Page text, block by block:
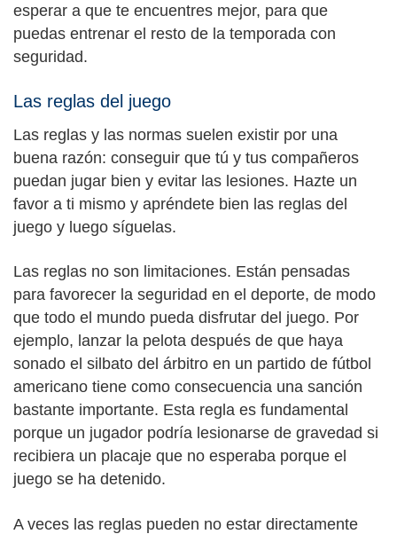
esperar a que te encuentres mejor, para que
puedas entrenar el resto de la temporada con
seguridad.
Las reglas del juego
Las reglas y las normas suelen existir por una
buena razón: conseguir que tú y tus compañeros
puedan jugar bien y evitar las lesiones. Hazte un
favor a ti mismo y apréndete bien las reglas del
juego y luego síguelas.
Las reglas no son limitaciones. Están pensadas
para favorecer la seguridad en el deporte, de modo
que todo el mundo pueda disfrutar del juego. Por
ejemplo, lanzar la pelota después de que haya
sonado el silbato del árbitro en un partido de fútbol
americano tiene como consecuencia una sanción
bastante importante. Esta regla es fundamental
porque un jugador podría lesionarse de gravedad si
recibiera un placaje que no esperaba porque el
juego se ha detenido.
A veces las reglas pueden no estar directamente